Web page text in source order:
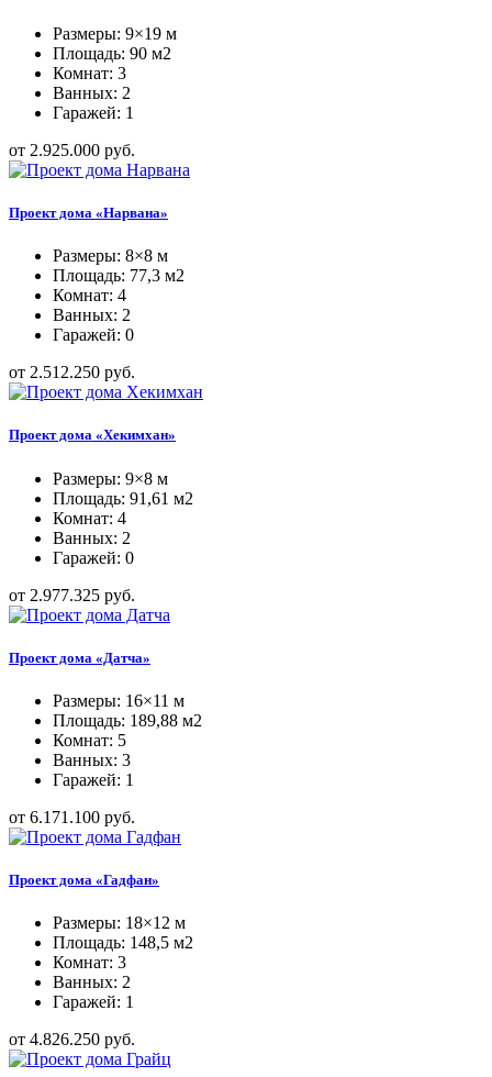
Размеры: 9×19 м
Площадь: 90 м2
Комнат: 3
Ванных: 2
Гаражей: 1
от 2.925.000 руб.
Проект дома «Нарвана»
Размеры: 8×8 м
Площадь: 77,3 м2
Комнат: 4
Ванных: 2
Гаражей: 0
от 2.512.250 руб.
Проект дома «Хекимхан»
Размеры: 9×8 м
Площадь: 91,61 м2
Комнат: 4
Ванных: 2
Гаражей: 0
от 2.977.325 руб.
Проект дома «Датча»
Размеры: 16×11 м
Площадь: 189,88 м2
Комнат: 5
Ванных: 3
Гаражей: 1
от 6.171.100 руб.
Проект дома «Гадфан»
Размеры: 18×12 м
Площадь: 148,5 м2
Комнат: 3
Ванных: 2
Гаражей: 1
от 4.826.250 руб.